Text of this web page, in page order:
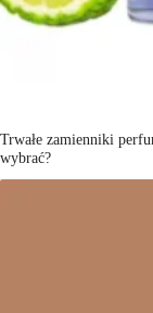
Trwałe zamienniki
wybrać?